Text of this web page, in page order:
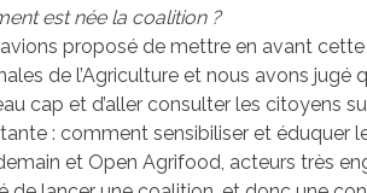
est née la coalition ?
proposé de mettre en avant
de l’Agriculture et nous avons jugé
cap et d’aller consulter les citoyens
: comment sensibiliser et éduquer
et Open Agrifood, acteurs très